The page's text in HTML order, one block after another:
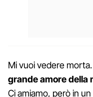
Mi vuoi vedere morta.
grande amore della
Ci amiamo, però in